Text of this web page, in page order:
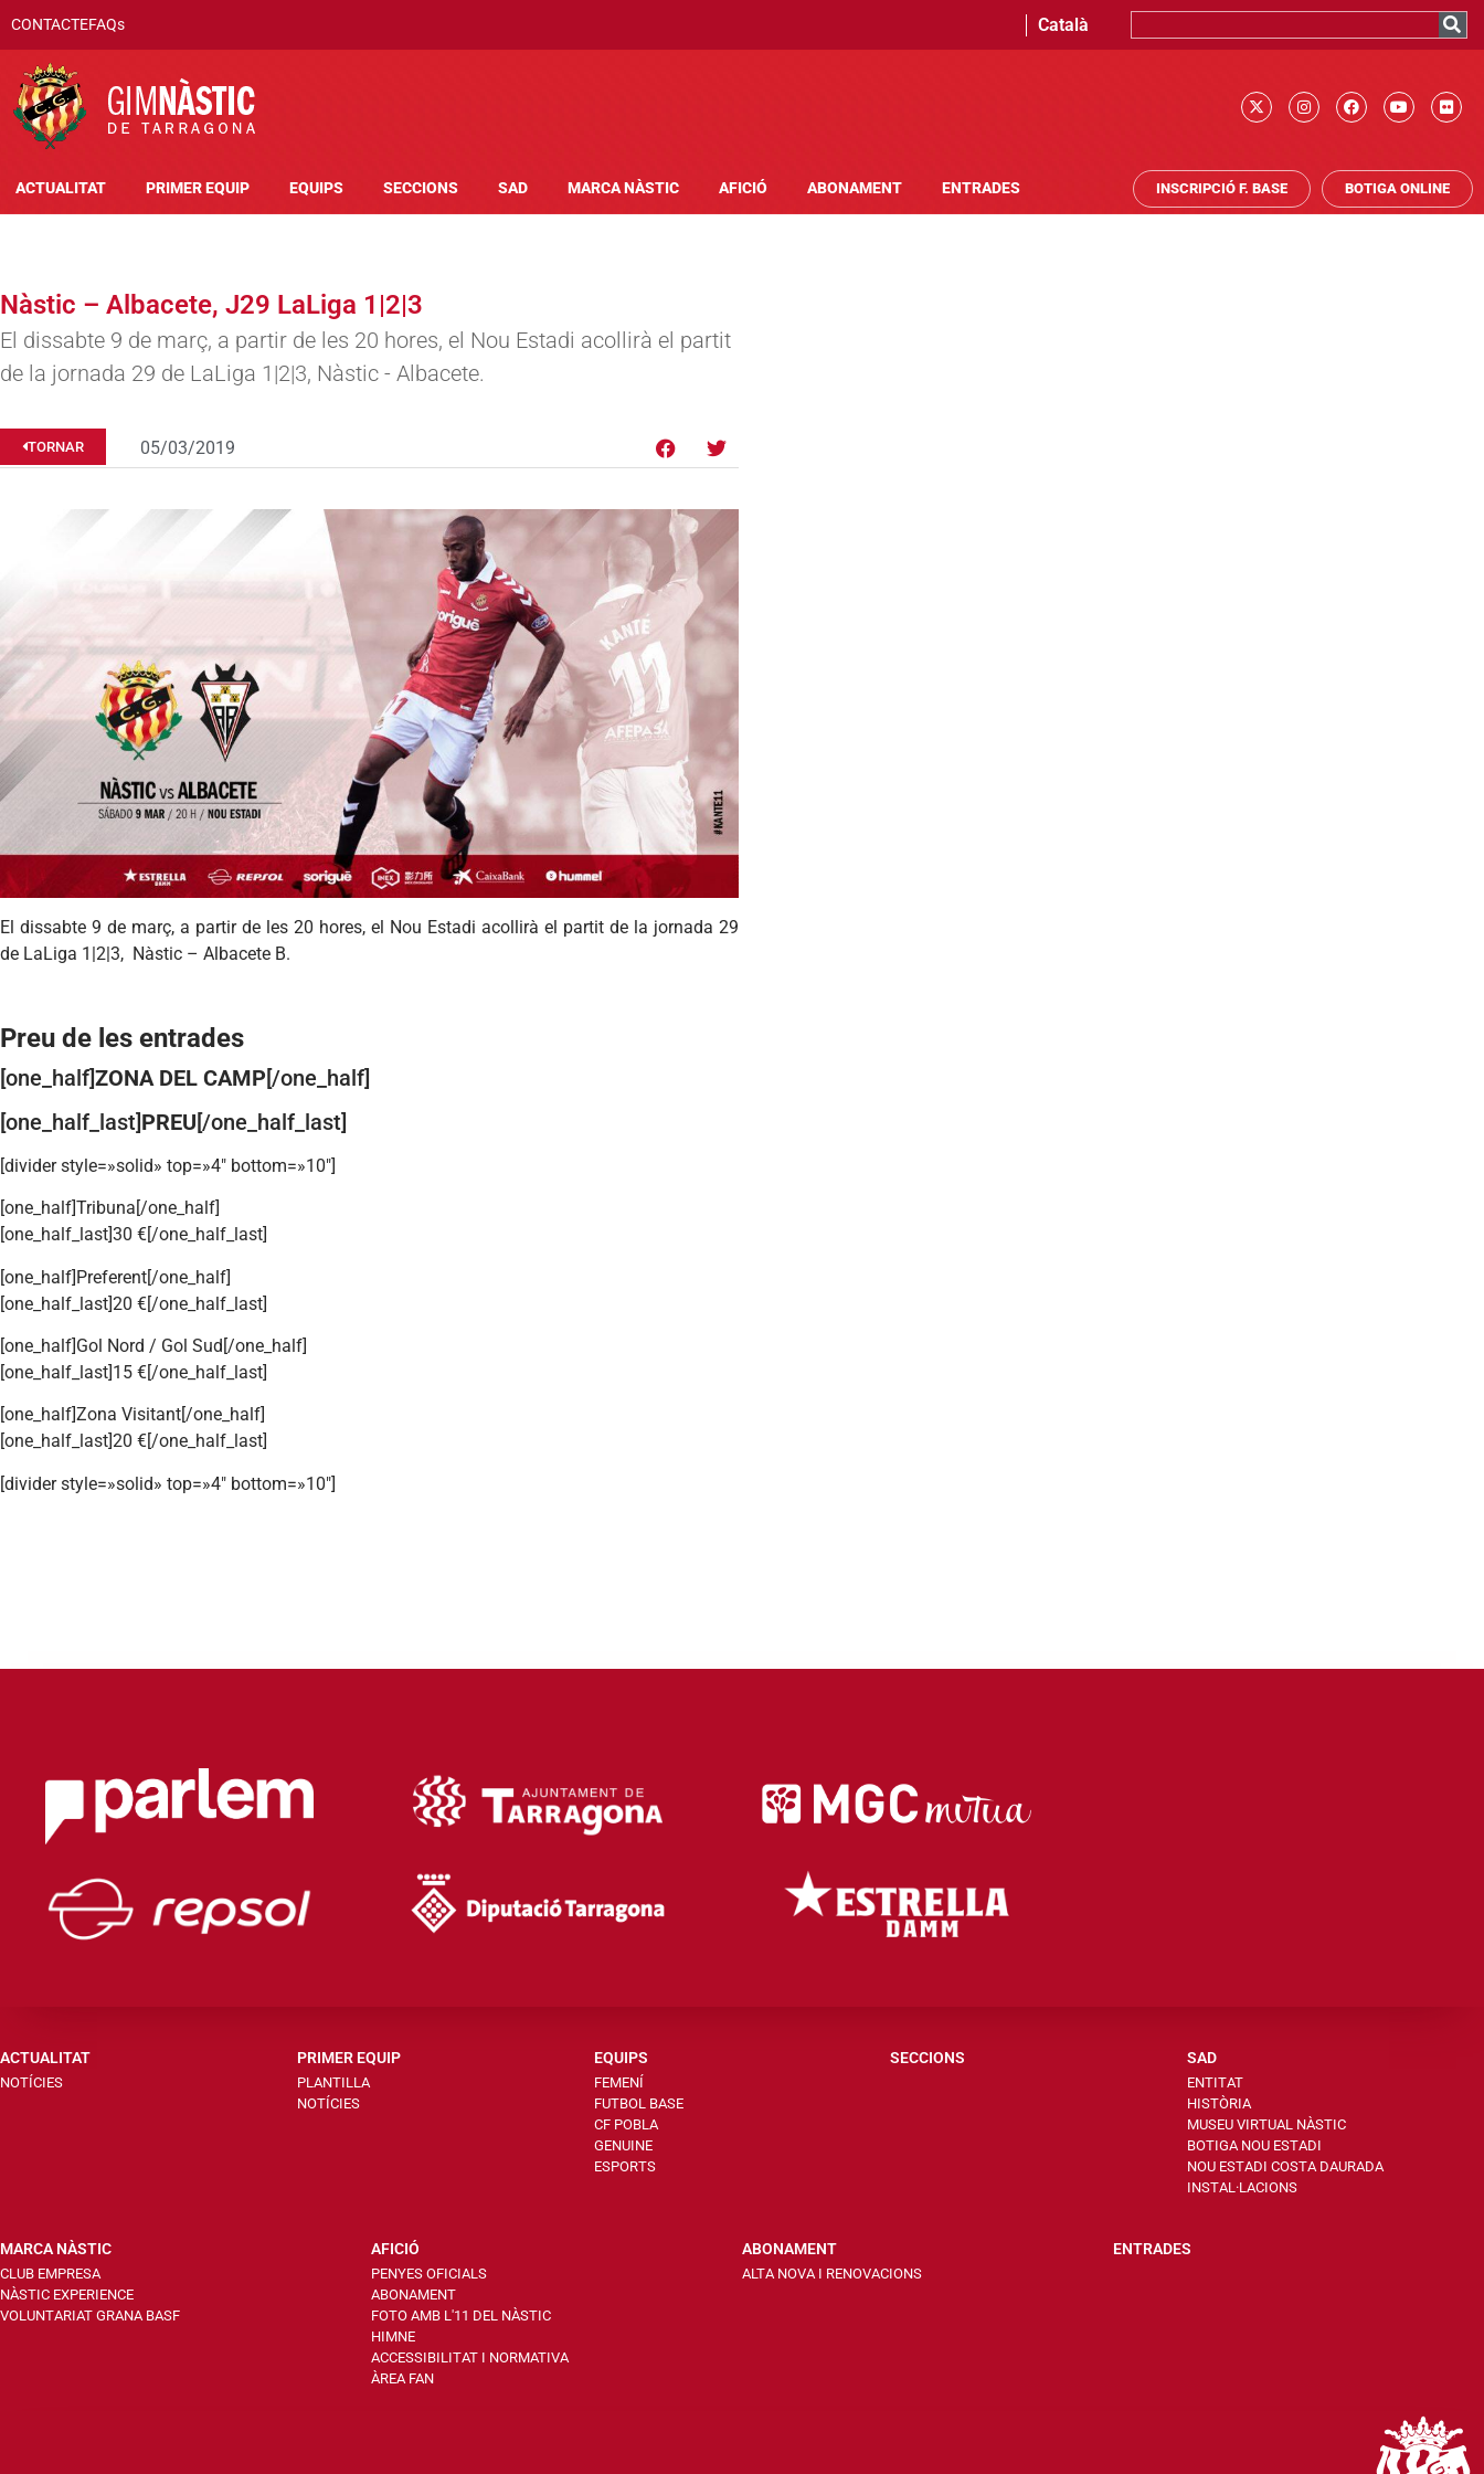
CONTACTEFAQs Català
ACTUALITAT PRIMER EQUIP EQUIPS SECCIONS SAD MARCA NÀSTIC AFICIÓ ABONAMENT ENTRADES INSCRIPCIÓ F. BASE BOTIGA ONLINE
Nàstic – Albacete, J29 LaLiga 1|2|3
El dissabte 9 de març, a partir de les 20 hores, el Nou Estadi acollirà el partit
de la jornada 29 de LaLiga 1|2|3, Nàstic - Albacete.
TORNAR 05/03/2019
El dissabte 9 de març, a partir de les 20 hores, el Nou Estadi acollirà el partit de la jornada 29
de LaLiga 1|2|3, Nàstic – Albacete B.
Preu de les entrades
[one_half]ZONA DEL CAMP[/one_half]
[one_half_last]PREU[/one_half_last]
[divider style=»solid» top=»4″ bottom=»10″]
[one_half]Tribuna[/one_half]
[one_half_last]30 €[/one_half_last]
[one_half]Preferent[/one_half]
[one_half_last]20 €[/one_half_last]
[one_half]Gol Nord / Gol Sud[/one_half]
[one_half_last]15 €[/one_half_last]
[one_half]Zona Visitant[/one_half]
[one_half_last]20 €[/one_half_last]
[divider style=»solid» top=»4″ bottom=»10″]
ACTUALITAT
NOTÍCIES
PRIMER EQUIP
PLANTILLA
NOTÍCIES
EQUIPS
FEMENÍ
FUTBOL BASE
CF POBLA
GENUINE
ESPORTS
SECCIONS SAD
ENTITAT
HISTÒRIA
MUSEU VIRTUAL NÀSTIC
BOTIGA NOU ESTADI
NOU ESTADI COSTA DAURADA
INSTAL·LACIONS
MARCA NÀSTIC
CLUB EMPRESA
NÀSTIC EXPERIENCE
VOLUNTARIAT GRANA BASF
AFICIÓ
PENYES OFICIALS
ABONAMENT
FOTO AMB L'11 DEL NÀSTIC
HIMNE
ACCESSIBILITAT I NORMATIVA
ÀREA FAN
ABONAMENT
ALTA NOVA I RENOVACIONS
ENTRADES